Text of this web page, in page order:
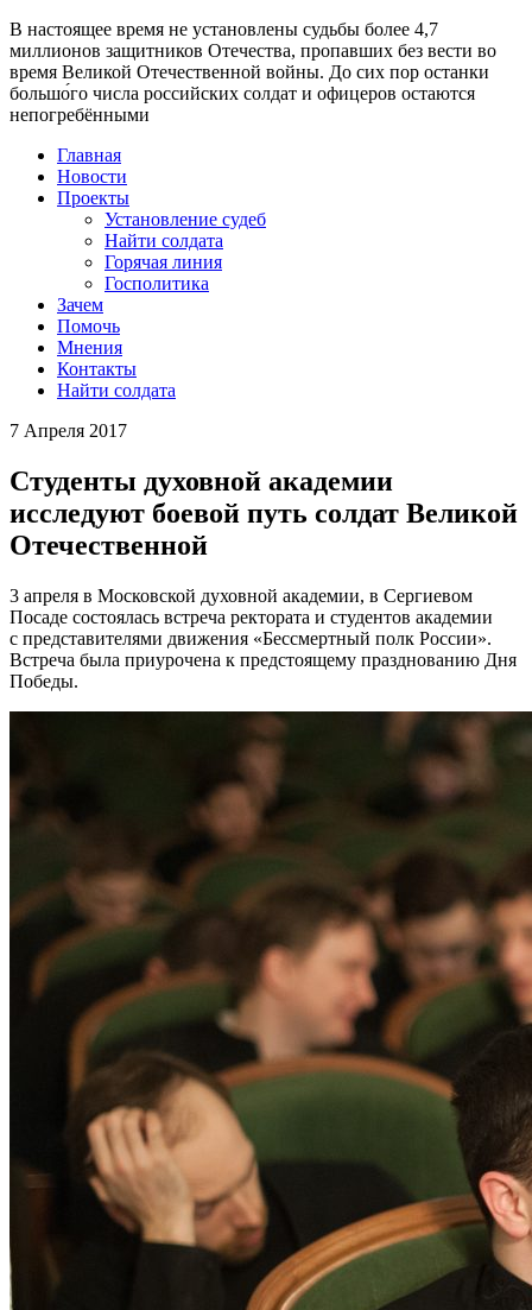
В настоящее время не установлены судьбы более 4,7
миллионов защитников Отечества, пропавших без вести во
время Великой Отечественной войны. До сих пор останки
большо́го числа российских солдат и офицеров остаются
непогребёнными
Главная
Новости
Проекты
Установление судеб
Найти солдата
Горячая линия
Госполитика
Зачем
Помочь
Мнения
Контакты
Найти солдата
7 Апреля 2017
Студенты духовной академии
исследуют боевой путь солдат Великой
Отечественной
3 апреля в Московской духовной академии, в Сергиевом
Посаде состоялась встреча ректората и студентов академии
с представителями движения «Бессмертный полк России».
Встреча была приурочена к предстоящему празднованию Дня
Победы.